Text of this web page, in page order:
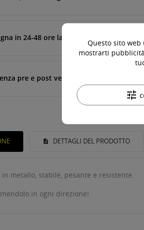
in 24-48 ore lavorative*
pre e post vendita
DETTAGLI DEL PRODOTTO
in metallo, stabile, pesante e resistente.
in ogni direzione!
Questo sito
mostrarti
tune